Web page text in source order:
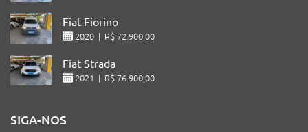
Fiat Fiorino
2020 | R$ 72.900,00
Fiat Strada
2021 | R$ 76.900,00
SIGA-NOS